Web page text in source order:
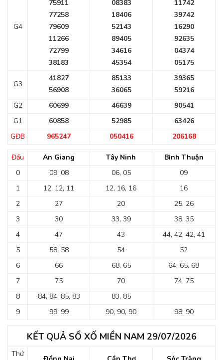
G4
75911
77258
79609
11266
72799
38183
08383
18406
52143
89405
34616
45354
11742
39742
16290
92635
04374
05175
G3
41827
56908
85133
36065
39365
59216
G2
60699 46639
90541
G1
60858 52985
63426
GĐB
965247 050416 206168
Đầu An Giang Tây Ninh
Bình Thuận
0
09, 08 06, 05
09
1
12, 12, 11 12, 16, 16
16
2
27 20
25, 26
3
30 33, 39
38, 35
4
47 43
44, 42, 42, 41
5
58, 58 54
52
6
66 68, 65
64, 65, 68
7
75 70
74, 75
8
84, 84, 85, 83
83, 85
9
99, 99 90, 90, 90 98, 90
KẾT QUẢ SỔ XỐ MIỀN NAM 29/07/2026
Thứ